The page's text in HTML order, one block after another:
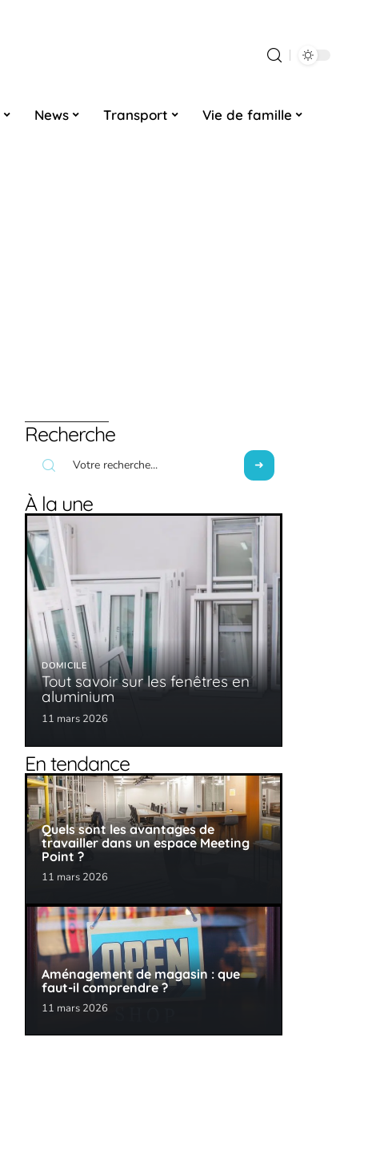
News Transport Vie de famille
Recherche
À la une
DOMICILE
Tout savoir sur les fenêtres en
aluminium
11 mars 2026
En tendance
Quels sont les avantages de
travailler dans un espace Meeting
Point ?
11 mars 2026
Aménagement de magasin : que
faut-il comprendre ?
11 mars 2026